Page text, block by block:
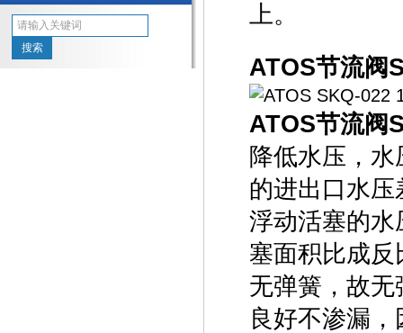
上。
ATOS节流阀
ATOS节流阀
降低水压，
的进出口水
浮动活塞的
塞面积比成
无弹簧，故
良好不渗漏